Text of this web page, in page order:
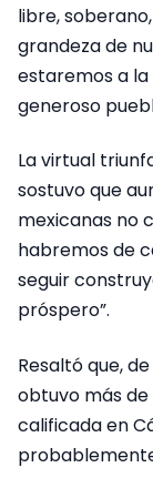
libre,
grandeza de
estaremos a
generoso
La virtual
sostuvo que
mexicanas no
habremos de
seguir
próspero”.
Resaltó que,
obtuvo más
calificada en